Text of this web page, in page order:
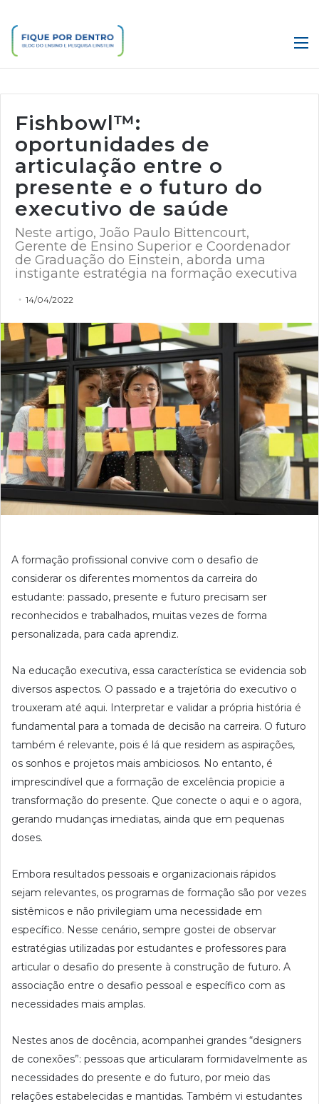
Fishbowl™:
oportunidades de
articulação entre o
presente e o futuro do
executivo de saúde
Neste artigo, João Paulo Bittencourt,
Gerente de Ensino Superior e Coordenador
de Graduação do Einstein, aborda uma
instigante estratégia na formação executiva
14/04/2022
A formação profissional convive com o desafio de
considerar os diferentes momentos da carreira do
estudante: passado, presente e futuro precisam ser
reconhecidos e trabalhados, muitas vezes de forma
personalizada, para cada aprendiz.
Na educação executiva, essa característica se evidencia sob
diversos aspectos. O passado e a trajetória do executivo o
trouxeram até aqui. Interpretar e validar a própria história é
fundamental para a tomada de decisão na carreira. O futuro
também é relevante, pois é lá que residem as aspirações,
os sonhos e projetos mais ambiciosos. No entanto, é
imprescindível que a formação de excelência propicie a
transformação do presente. Que conecte o aqui e o agora,
gerando mudanças imediatas, ainda que em pequenas
doses.
Embora resultados pessoais e organizacionais rápidos
sejam relevantes, os programas de formação são por vezes
sistêmicos e não privilegiam uma necessidade em
específico. Nesse cenário, sempre gostei de observar
estratégias utilizadas por estudantes e professores para
articular o desafio do presente à construção de futuro. A
associação entre o desafio pessoal e específico com as
necessidades mais amplas.
Nestes anos de docência, acompanhei grandes “designers
de conexões”: pessoas que articularam formidavelmente as
necessidades do presente e do futuro, por meio das
relações estabelecidas e mantidas. Também vi estudantes